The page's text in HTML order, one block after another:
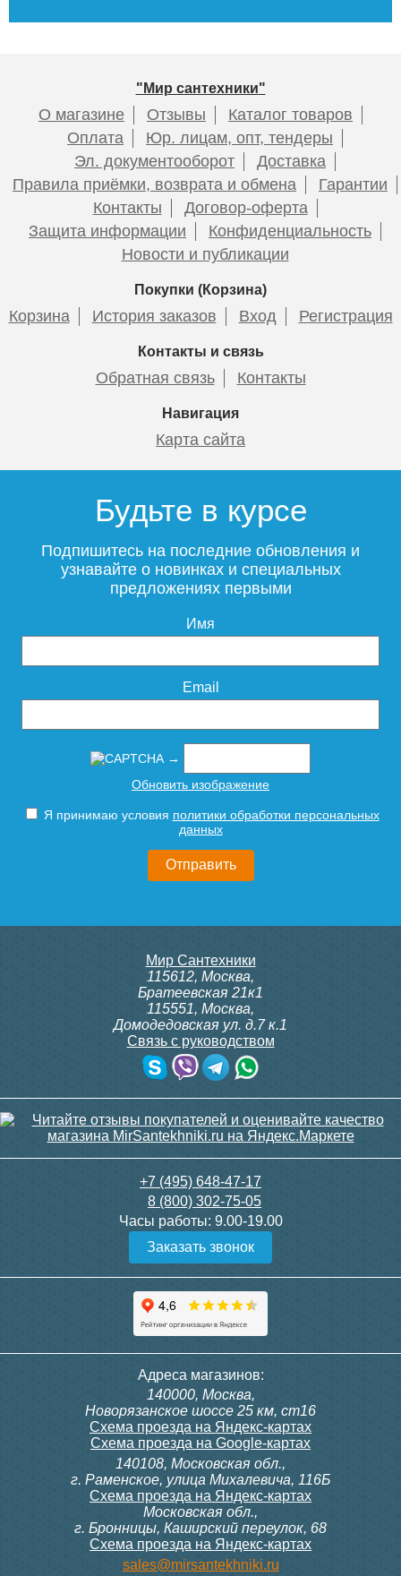
"Мир сантехники"
О магазине Отзывы
Каталог товаров
Оплата
Юр. лицам, опт, тендеры
Эл. документооборот
Доставка
Правила приёмки, возврата и обмена
Гарантии
Контакты
Договор-оферта
Защита информации
Конфиденциальность
Новости и публикации
Покупки (Корзина)
Корзина История заказов Вход Регистрация
Контакты и связь
Обратная связь Контакты
Навигация
Карта сайта
Будьте в курсе
Подпишитесь на последние обновления и
узнавайте о новинках и специальных
предложениях первыми
Имя
Email
→
Обновить изображение
Я принимаю условия политики обработки персональных
данных
Мир Сантехники
115612, Москва,
Братеевская 21к1
115551, Москва,
Домодедовская ул. д.7 к.1
Связь с руководством
+7 (495) 648-47-17
8 (800) 302-75-05
Часы работы: 9.00-19.00
Заказать звонок
Адреса магазинов:
140000, Москва,
Новорязанское шоссе 25 км, ст16
Схема проезда на Яндекс-картах
Схема проезда на Google-картах
140108, Московская обл.,
г. Раменское, улица Михалевича, 116Б
Схема проезда на Яндекс-картах
Московская обл.,
г. Бронницы, Каширский переулок, 68
Схема проезда на Яндекс-картах
sales@mirsantekhniki.ru